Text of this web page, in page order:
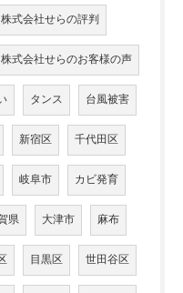
式会社せらの評判
式会社せらのお客様の声
タンス 台風被害
新宿区 千代田区
岐阜市 カビ発育
県 大津市 麻布
目黒区 世田谷区